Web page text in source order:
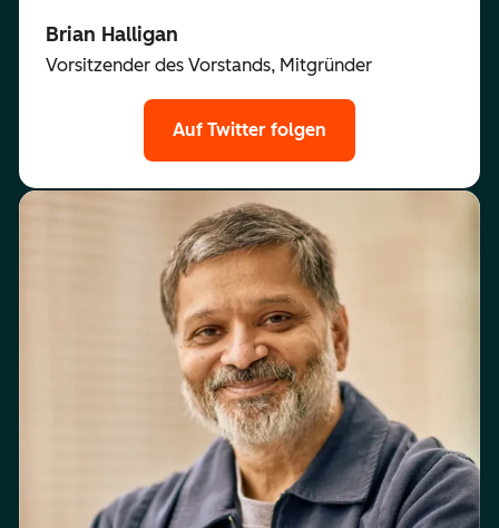
Brian Halligan
Vorsitzender des Vorstands, Mitgründer
Auf Twitter folgen